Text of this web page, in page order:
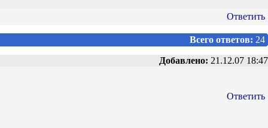
Ответить
Всего ответов: 24
Добавлено: 21.12.07 18:47
Ответить